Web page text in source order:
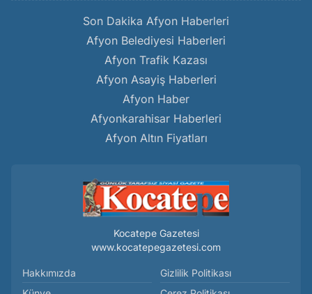
Son Dakika Afyon Haberleri
Afyon Belediyesi Haberleri
Afyon Trafik Kazası
Afyon Asayiş Haberleri
Afyon Haber
Afyonkarahisar Haberleri
Afyon Altın Fiyatları
Kocatepe Gazetesi
www.kocatepegazetesi.com
Hakkımızda
Gizlilik Politikası